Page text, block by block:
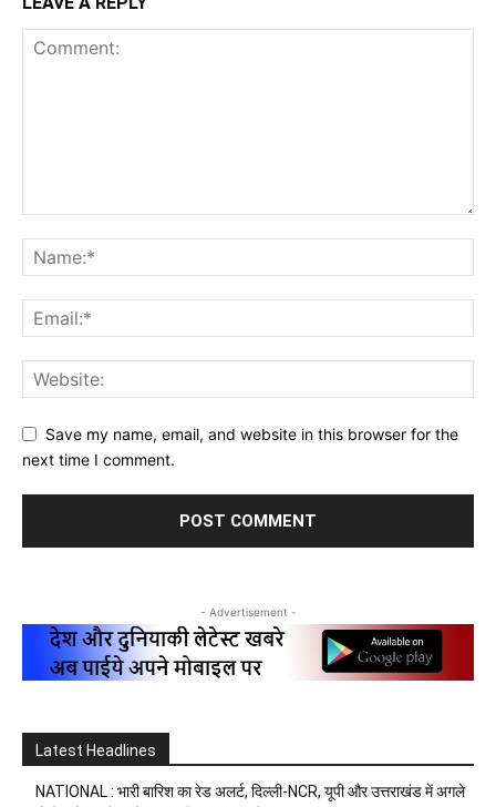
Save my name, email, and website in this browser for the
next time I comment.
- Advertisement -
Latest Headlines
NATIONAL : भारी बारिश का रेड अलर्ट, दिल्ली-NCR, यूपी और उत्तराखंड में अगले